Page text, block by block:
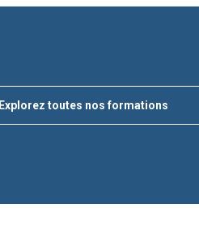
Explorez toutes nos formations